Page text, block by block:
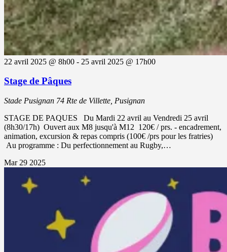
22 avril 2025 @ 8h00 - 25 avril 2025 @ 17h00
Stage de Pâques
Stade Pusignan 74 Rte de Villette, Pusignan
STAGE DE PAQUES Du Mardi 22 avril au Vendredi 25 avril
(8h30/17h) Ouvert aux M8 jusqu'à M12 120€ / prs. - encadrement,
animation, excursion & repas compris (100€ /prs pour les fratries)
Au programme : Du perfectionnement au Rugby,…
Mar 29 2025